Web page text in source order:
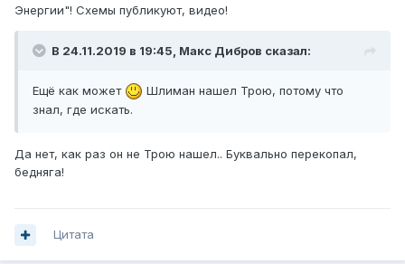
Энергии"! Схемы публикуют, видео!
В 24.11.2019 в 19:45, Макс Дибров сказал:
Ещё как может
Шлиман нашел Трою, потому что
знал, где искать.
Да нет, как раз он не Трою нашел.. Буквально перекопал,
бедняга!
Цитата